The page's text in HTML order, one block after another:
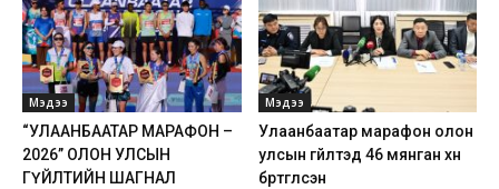
Мэдээ
“УЛААНБААТАР МАРАФОН –
2026” ОЛОН УЛСЫН
ГҮЙЛТИЙН ШАГНАЛ
Мэдээ
Улаанбаатар марафон олон
улсын гүйлтэд 46 мянган хүн
бүртгүүлсэн